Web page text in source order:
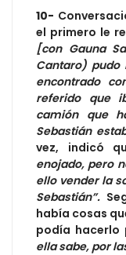
10-
el primero le
[con Gauna
Cantaro) pudo
encontrado
referido que
camión que
Sebastián
vez, indicó
enojado, pero
ello vender la
Sebastián”.
había cosas
podía hacerlo
ella sabe, por